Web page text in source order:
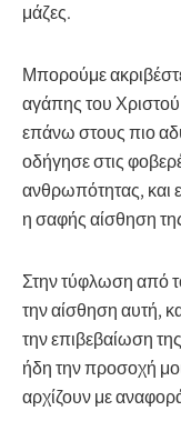
μάζες.
Μπορούμε
αγάπης του Χριστού
επάνω στους πιο
οδήγησε στις
ανθρωπότητας, και
η σαφής αίσθηση
Στην τύφλωση από
την αίσθηση αυτή,
την επιβεβαίωση
ήδη την προσοχή
αρχίζουν με